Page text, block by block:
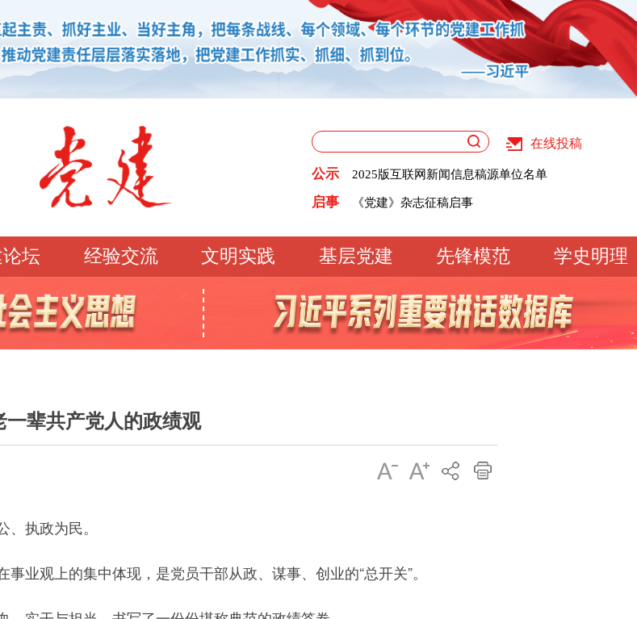
在线投稿
公示
关于版权和用稿问题的声明
2025版互联网新闻信息稿源单位名单
关于版权和用稿问题的声明
启事
《党建》杂志征稿启事
党建网征稿启事
《党建》杂志征稿启事
坛 经验交流 文明实践 基层党建 先锋模范
学史明理
理论强党 党建论坛 工作动态 经验交流 文明实践
学史明理 经典常读 文化大观 专题库
一辈共产党人的政绩观
执政为民。
业观上的集中体现，是党员干部从政、谋事、创业的“总开关”。